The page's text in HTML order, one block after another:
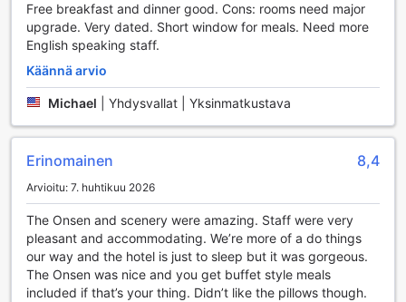
Hakone Tenseien Hotellin Käytännölliset Palvelut
Hakone Tenseien Hotelli tarjoaa vierailleen erinomaisia
käytännön palveluja, jotka tekevät oleskelusta
turvalliset tallelokerot, joissa voit säilyttää arvotavaroitasi
auttamaan sinua kaikissa kysymyksissäsi ja
suosittelemassa alueen parhaita nähtävyyksiä. Wi-fi-yhteys
wi-fi on tarjolla myös kaikissa huoneissa, joten voit helposti
pysyä yhteydessä ystäviisi ja perheeseesi tai suunnitella
päivän aktiviteetteja.
Lisäksi Hakone Tenseien Hotelli tarjoaa käteviä palveluja,
kuten matkatavaroiden säilytyksen, joka mahdollistaa
vaivattoman liikkumisen ilman ylimääräistä painolastia.
Free breakfast and dinner good. Cons: rooms need major
upgrade. Very dated. Short window for meals. Need more
English speaking staff.
Käännä arvio
Michael Yhdysvallat | Yksinmatkustava
Erinomainen 8,4
Arvioitu: 7. huhtikuu 2026
The Onsen and scenery were amazing. Staff were very
pleasant and accommodating. We’re more of a do things
our way and the hotel is just to sleep but it was gorgeous.
The Onsen was nice and you get buffet style meals
included if that’s your thing. Didn’t like the pillows though.